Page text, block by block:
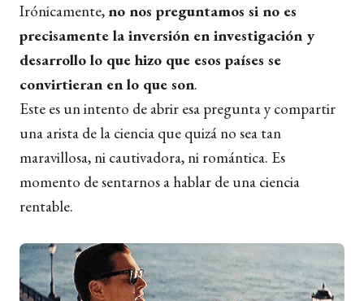
Irónicamente, no nos preguntamos si no es
precisamente la inversión en investigación y
desarrollo lo que hizo que esos países se
convirtieran en lo que son.
Este es un intento de abrir esa pregunta y compartir
una arista de la ciencia que quizá no sea tan
maravillosa, ni cautivadora, ni romántica. Es
momento de sentarnos a hablar de una ciencia
rentable.